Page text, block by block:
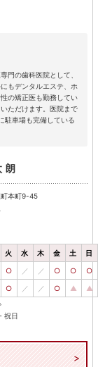
門の歯科医院として、
もデンタルエステ、ホ
の矯正医も勤務してい
ただけます。医院まで
駐車場も完備している
朗
町本町9-45
火 水 木 金 土 日
○ ／ ／ ○ ○ ○
○ ／ ／ ○ ▲ ▲
祝日